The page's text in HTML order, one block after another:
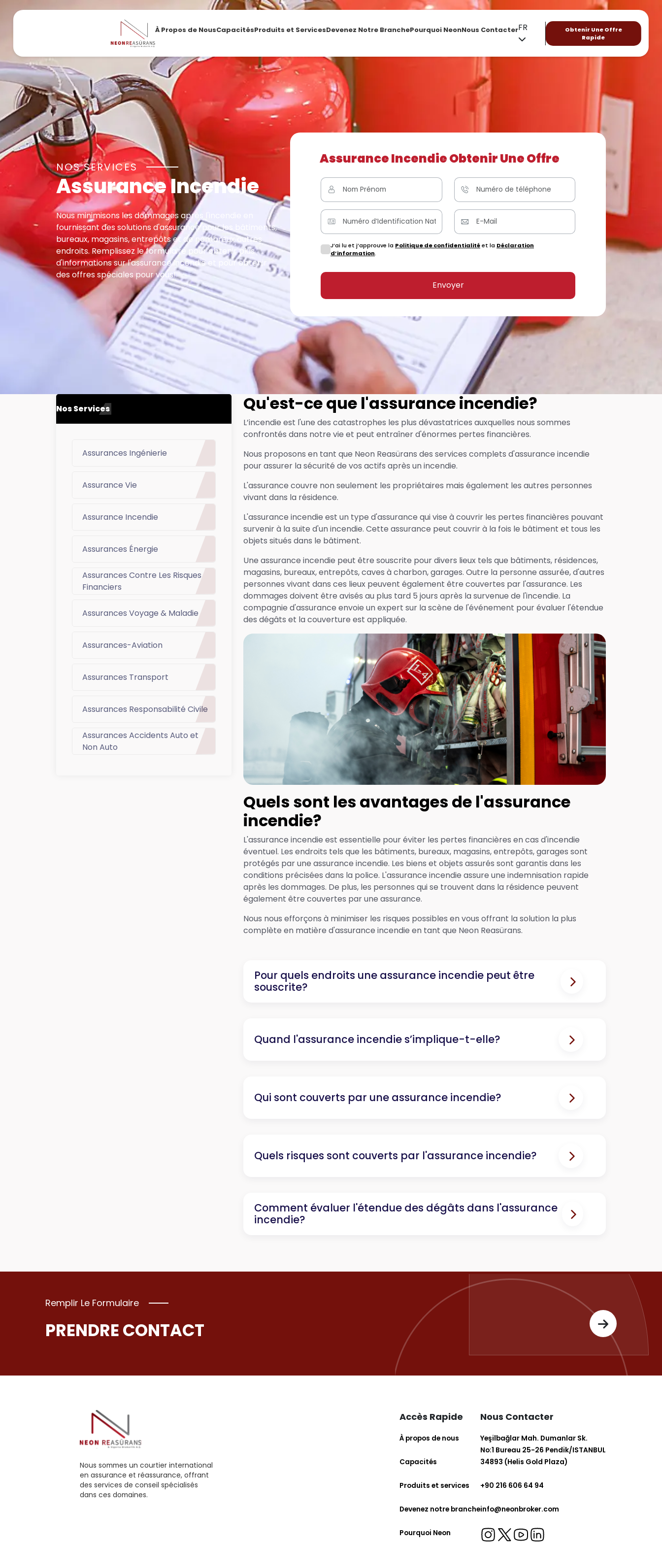
À Propos de NousCapacitésProduits et ServicesDevenez Notre BranchePourquoi NeonNous ContacterFR
Obtenir Une Offre
Rapide
NOS SERVICES
Assurance Incendie
Nous minimisons les dommages après l'incendie en
fournissant des solutions d'assurance pour les bâtiments,
bureaux, magasins, entrepôts et de nombreux autres
endroits. Remplissez le formulaire pour obtenir plus
d'informations sur l'assurance incendie et pour obtenir
des offres spéciales pour vous!
Assurance Incendie Obtenir Une Offre
J’ai lu et j’approuve la Politique de confidentialitéet la Déclaration
d’information.
Envoyer
Nos Services
Assurances Ingénierie
Assurance Vie
Assurance Incendie
Assurances Énergie
Assurances Contre Les Risques
Financiers
Assurances Voyage & Maladie
Assurances-Aviation
Assurances Transport
Assurances Responsabilité Civile
Assurances Accidents Auto et
Non Auto
Qu'est-ce que l'assurance incendie?
L’incendie est l'une des catastrophes les plus dévastatrices auxquelles nous sommes
confrontés dans notre vie et peut entraîner d'énormes pertes financières.
Nous proposons en tant que Neon Reasürans des services complets d'assurance incendie
pour assurer la sécurité de vos actifs après un incendie.
L'assurance couvre non seulement les propriétaires mais également les autres personnes
vivant dans la résidence.
L'assurance incendie est un type d'assurance qui vise à couvrir les pertes financières pouvant
survenir à la suite d'un incendie. Cette assurance peut couvrir à la fois le bâtiment et tous les
objets situés dans le bâtiment.
Une assurance incendie peut être souscrite pour divers lieux tels que bâtiments, résidences,
magasins, bureaux, entrepôts, caves à charbon, garages. Outre la personne assurée, d'autres
personnes vivant dans ces lieux peuvent également être couvertes par l'assurance. Les
dommages doivent être avisés au plus tard 5 jours après la survenue de l'incendie. La
compagnie d'assurance envoie un expert sur la scène de l'événement pour évaluer l'étendue
des dégâts et la couverture est appliquée.
Quels sont les avantages de l'assurance
incendie?
L'assurance incendie est essentielle pour éviter les pertes financières en cas d'incendie
éventuel. Les endroits tels que les bâtiments, bureaux, magasins, entrepôts, garages sont
protégés par une assurance incendie. Les biens et objets assurés sont garantis dans les
conditions précisées dans la police. L'assurance incendie assure une indemnisation rapide
après les dommages. De plus, les personnes qui se trouvent dans la résidence peuvent
également être couvertes par une assurance.
Nous nous efforçons à minimiser les risques possibles en vous offrant la solution la plus
complète en matière d'assurance incendie en tant que Neon Reasürans.
Pour quels endroits une assurance incendie peut être
souscrite?
Quand l'assurance incendie s’implique-t-elle?
Qui sont couverts par une assurance incendie?
Quels risques sont couverts par l'assurance incendie?
Comment évaluer l'étendue des dégâts dans l'assurance
incendie?
Remplir Le Formulaire
PRENDRE CONTACT
Nous sommes un courtier international
en assurance et réassurance, offrant
des services de conseil spécialisés
dans ces domaines.
Accès Rapide
À propos de nous
Capacités
Produits et services
Devenez notre branche
Pourquoi Neon
Nous Contacter
Yeşilbağlar Mah. Dumanlar Sk.
No:1 Bureau 25-26 Pendik/ISTANBUL
34893 (Helis Gold Plaza)
+90 216 606 64 94
info@neonbroker.com